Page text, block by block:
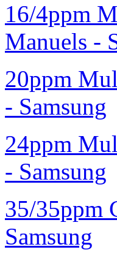
16/4ppm
Manuels -
20ppm
- Samsung
24ppm
- Samsung
35/35ppm
Samsung